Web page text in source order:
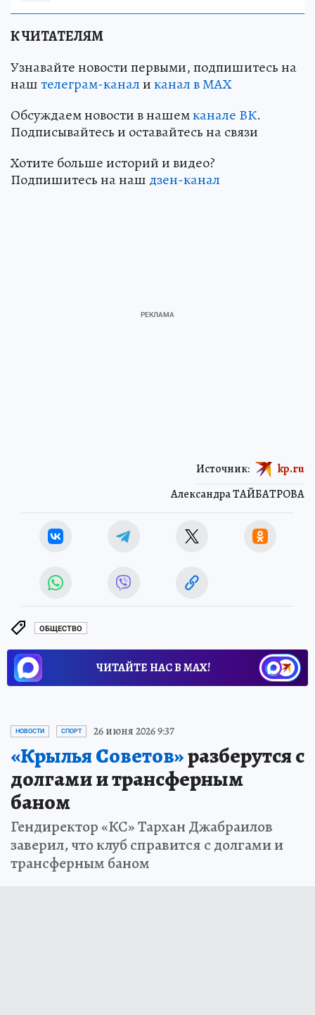
К ЧИТАТЕЛЯМ
Узнавайте новости первыми, подпишитесь на
наштелеграм-каналиканал в МАХ
Обсуждаем новости в нашемканале ВК.
Подписывайтесь и оставайтесь на связи
Хотите больше историй и видео?
Подпишитесь на наш дзен-канал
Александра ТАЙБАТРОВА
Источник: kp.ru
ОБЩЕСТВО
ЧИТАЙТЕ НАС В МАХ!
НОВОСТИ СПОРТ 26 июня 2026 9:37
«Крылья Советов»разберутся с
долгами и трансферным
баном
Гендиректор «КС» Тархан Джабраилов
заверил, что клуб справится с долгами и
трансферным баном